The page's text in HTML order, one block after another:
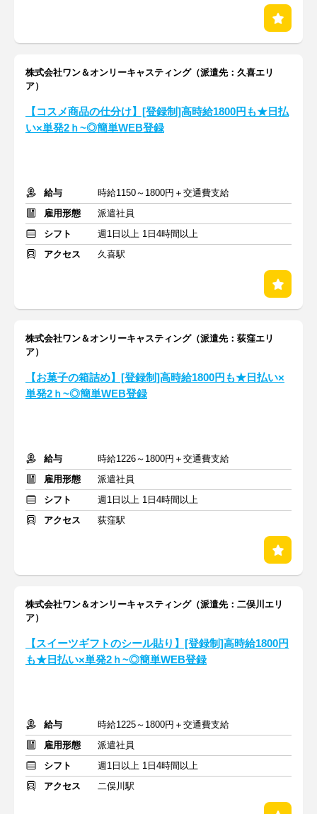
株式会社ワン＆オンリーキャスティング（派遣先：久喜エリ
ア）
【コスメ商品の仕分け】[登録制]高時給1800円も★日払
い×単発2ｈ~◎簡単WEB登録
給与
時給1150～1800円＋交通費支給
雇用形態
派遣社員
シフト
週1日以上 1日4時間以上
アクセス
久喜駅
株式会社ワン＆オンリーキャスティング（派遣先：荻窪エリ
ア）
【お菓子の箱詰め】[登録制]高時給1800円も★日払い×
単発2ｈ~◎簡単WEB登録
給与
時給1226～1800円＋交通費支給
雇用形態
派遣社員
シフト
週1日以上 1日4時間以上
アクセス
荻窪駅
株式会社ワン＆オンリーキャスティング（派遣先：二俣川エリ
ア）
【スイーツギフトのシール貼り】[登録制]高時給1800円
も★日払い×単発2ｈ~◎簡単WEB登録
給与
時給1225～1800円＋交通費支給
雇用形態
派遣社員
シフト
週1日以上 1日4時間以上
アクセス
二俣川駅